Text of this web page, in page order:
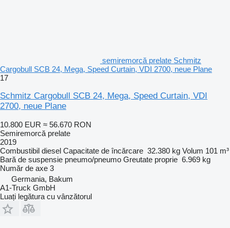
semiremorcă prelate Schmitz
Cargobull SCB 24, Mega, Speed Curtain, VDI 2700, neue Plane
17
Schmitz Cargobull SCB 24, Mega, Speed Curtain, VDI
2700, neue Plane
10.800 EUR ≈ 56.670 RON
Semiremorcă prelate
2019
Combustibil diesel Capacitate de încărcare 32.380 kg Volum 101 m³
Bară de suspensie pneumo/pneumo Greutate proprie 6.969 kg
Număr de axe 3
Germania, Bakum
A1-Truck GmbH
Luați legătura cu vânzătorul